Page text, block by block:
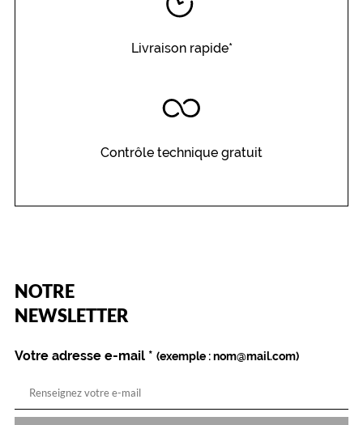
Livraison rapide*
Contrôle technique gratuit
NOTRE
NEWSLETTER
Name
Votre adresse e-mail *
(Ce
champ
est
obligatoire)
(exemple : nom@mail.com)